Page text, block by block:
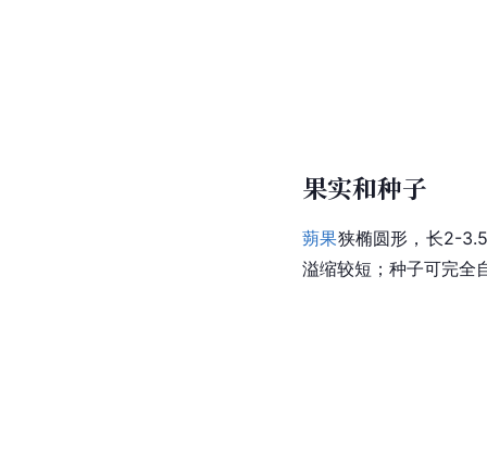
果实和种子
蒴果狭椭圆形，长2-
溢缩较短；种子可完全